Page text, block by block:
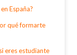
España?
qué formarte
eres estudiante